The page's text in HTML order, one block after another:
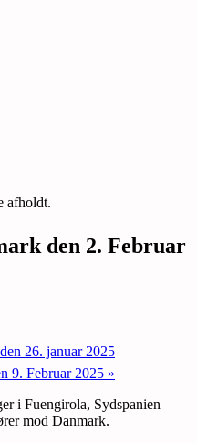
afholdt.
den 2. Februar
26. januar 2025
9. Februar 2025 »
i Fuengirola, Sydspanien
mod Danmark.